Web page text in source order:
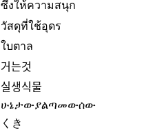
ซึ่งให้ความสนุก
วัสดุที่ใช้อุดร
ใบตาล
거는것
실생식물
ሁኔታውያልጣመውሰው
くき